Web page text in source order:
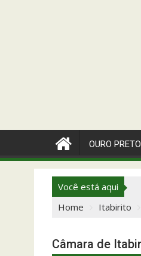
OURO PRETO
Você está aqui
Home
Itabirito
Câmara de